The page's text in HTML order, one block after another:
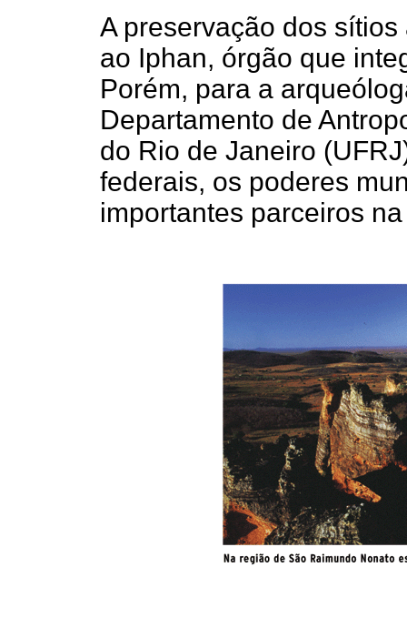
A preservação dos
ao Iphan, órgão que
Porém, para a
Departamento de
do Rio de Janeiro
federais, os poderes
importantes parceiros